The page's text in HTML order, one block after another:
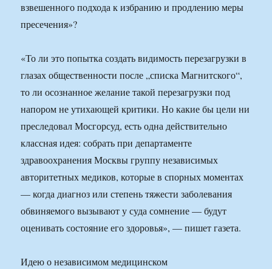
взвешенного подхода к избранию и продлению меры
пресечения»?
«То ли это попытка создать видимость перезагрузки в
глазах общественности после „списка Магнитского“,
то ли осознанное желание такой перезагрузки под
напором не утихающей критики. Но какие бы цели ни
преследовал Мосгорсуд, есть одна действительно
классная идея: собрать при департаменте
здравоохранения Москвы группу независимых
авторитетных медиков, которые в спорных моментах
— когда диагноз или степень тяжести заболевания
обвиняемого вызывают у суда сомнение — будут
оценивать состояние его здоровья», — пишет газета.
Идею о независимом медицинском